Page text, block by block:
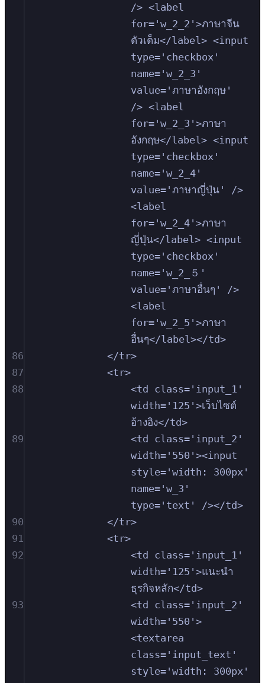
/> <label
for='w_2_2'>ภาษาจีน
ตัวเต็ม</label> <input
type='checkbox'
name='w_2_3'
value='ภาษาอังกฤษ'
/> <label
for='w_2_3'>ภาษา
อังกฤษ</label> <input
type='checkbox'
name='w_2_4'
value='ภาษาญี่ปุ่น' />
<label
for='w_2_4'>ภาษา
ญี่ปุ่น</label> <input
type='checkbox'
name='w_2_５'
value='ภาษาอื่นๆ' />
<label
for='w_2_5'>ภาษา
อื่นๆ</label></td>
86
</tr>
87
<tr>
88
<td class='input_1'
width='125'>เว็บไซต์
อ้างอิง</td>
89
<td class='input_2'
width='550'><input
style='width: 300px'
name='w_3'
type='text' /></td>
90
</tr>
91
<tr>
92
<td class='input_1'
width='125'>แนะนำ
ธุรกิจหลัก</td>
93
<td class='input_2'
width='550'>
<textarea
class='input_text'
style='width: 300px'